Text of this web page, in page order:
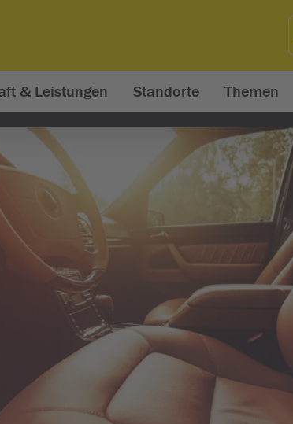
& Leistungen Standorte Themen